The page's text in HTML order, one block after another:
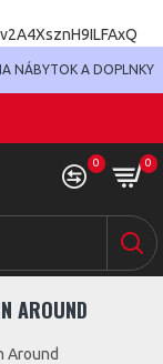
NÁBYTOK A DOPLNKY
0 0
Around
AROUND